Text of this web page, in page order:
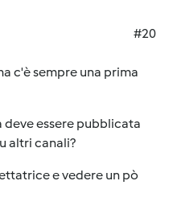
#20
c'è sempre una prima
essere pubblicata
altri canali?
e vedere un pò